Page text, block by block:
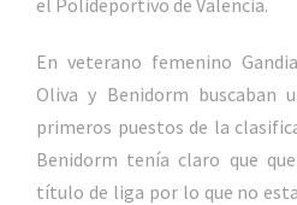
En veterano femenino
Oliva y Benidorm buscaban
primeros puestos de la
Benidorm tenía claro que
título de liga por lo que no